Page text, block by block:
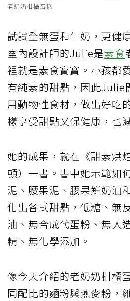
老奶奶柑橘蛋糕
試試全無蛋和牛奶，更健
室內設計師的Julie是素食
裡就是素食寶寶。小孩都
有純素的甜點，因此Julie
用動物性食材，做出好吃
樣享受甜點又保健康，也
她的成果，就在《甜素烘
頓）一書。書中她示範如
泥、腰果泥、腰果鮮奶油
化出各式甜點，低糖、無
油、無合成代蛋粉、無人
精、無化學添加。
像今天介紹的老奶奶柑橘
同配比的麵粉與燕麥粉，